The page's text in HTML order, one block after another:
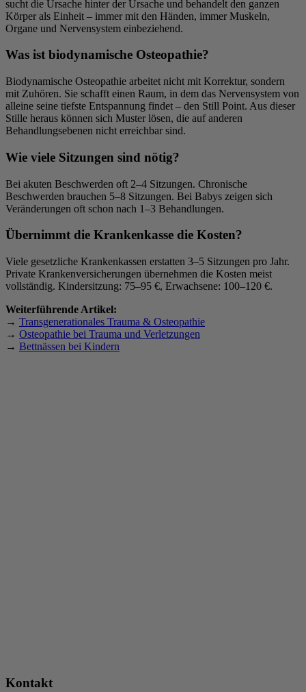
sucht die Ursache hinter der Ursache und behandelt den ganzen
Körper als Einheit – immer mit den Händen, immer Muskeln,
Organe und Nervensystem einbeziehend.
Was ist biodynamische Osteopathie?
Biodynamische Osteopathie arbeitet nicht mit Korrektur, sondern
mit Zuhören. Sie schafft einen Raum, in dem das Nervensystem von
alleine seine tiefste Entspannung findet – den Still Point. Aus dieser
Stille heraus können sich Muster lösen, die auf anderen
Behandlungsebenen nicht erreichbar sind.
Wie viele Sitzungen sind nötig?
Bei akuten Beschwerden oft 2–4 Sitzungen. Chronische
Beschwerden brauchen 5–8 Sitzungen. Bei Babys zeigen sich
Veränderungen oft schon nach 1–3 Behandlungen.
Übernimmt die Krankenkasse die Kosten?
Viele gesetzliche Krankenkassen erstatten 3–5 Sitzungen pro Jahr.
Private Krankenversicherungen übernehmen die Kosten meist
vollständig. Kindersitzung: 75–95 €, Erwachsene: 100–120 €.
Weiterführende Artikel:
→ Transgenerationales Trauma & Osteopathie
→ Osteopathie bei Trauma und Verletzungen
→ Bettnässen bei Kindern
Kontakt